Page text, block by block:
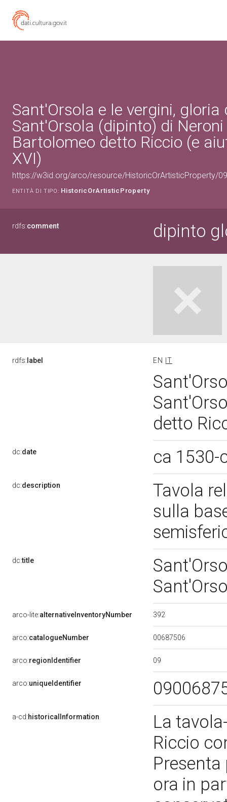
Sant'Orsola e le vergini, gloria
Sant'Orsola (dipinto) di Neroni
Bartolomeo detto Riccio (e
XVI)
https://w3id.org/arco/resource/HistoricOrArtisticProperty/
ENTITÀ DI TIPO: HistoricOrArtisticProperty
rdfs:comment dipinto
rdfs: label EN IT
detto
dc:date ca
dc:description
Tavola
sulla
dc:title
arco-lite:alternativeInventoryNumber 392
arco:catalogueNumber 00687506
arco:regionIdentifier 09
arco:uniqueIdentifier
a-cd:historicalInformation
La
Riccio
ora in